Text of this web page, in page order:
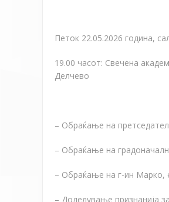
Петок 22.05.2026 година, с
19.00 часот: Свечена
Делчево
– Обраќање на претседател
– Обраќање на г
– Обраќање на г-ин Марко,
– Доделување признанија